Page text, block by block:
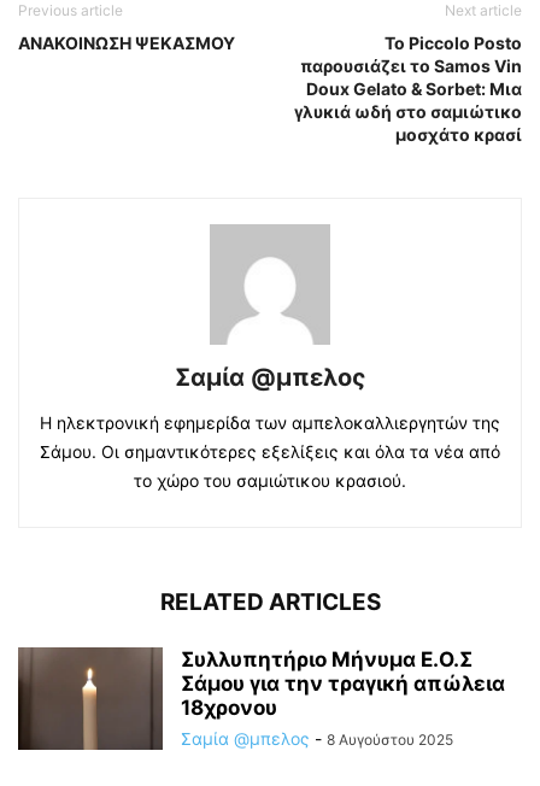
Previous article
ΑΝΑΚΟΙΝΩΣΗ ΨΕΚΑΣΜΟΥ
Next article
Το Piccolo Posto
παρουσιάζει το Samos Vin
Doux Gelato & Sorbet: Μια
γλυκιά ωδή στο σαμιώτικο
μοσχάτο κρασί
Σαμία @μπελος
Η ηλεκτρονική εφημερίδα των αμπελοκαλλιεργητών της
Σάμου. Οι σημαντικότερες εξελίξεις και όλα τα νέα από
το χώρο του σαμιώτικου κρασιού.
RELATED ARTICLES
Συλλυπητήριο Μήνυμα Ε.Ο.Σ
Σάμου για την τραγική απώλεια
18χρονου
Σαμία @μπελος - 8 Αυγούστου 2025